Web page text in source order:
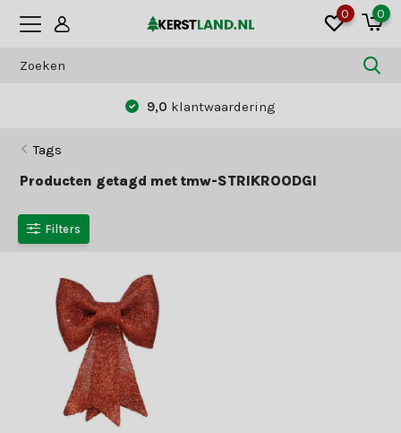
0 0
9,0 klantwaardering
Tags
Producten getagd met tmw-STRIKROODGl
Filters